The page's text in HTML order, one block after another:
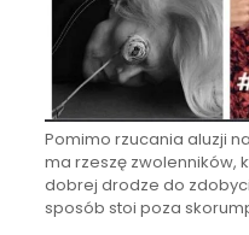
Pomimo rzucania aluzji
ma rzeszę zwolenników,
dobrej drodze do
sposób stoi poza